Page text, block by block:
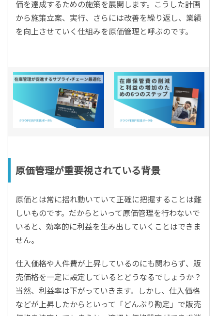
価を達成するための施策を展開します。こうした計画
から施策立案、実行、さらには改善を繰り返し、業績
を向上させていく仕組みを原価管理と呼ぶのです。
原価管理が重要視されている背景
原価とは常に揺れ動いていて正確に把握することは難
しいものです。だからといって原価管理を行わないで
いると、効率的に利益を生み出していくことはできま
せん。
仕入価格や人件費が上昇しているのにも関わらず、販
売価格を一定に設定しているとどうなるでしょうか？
当然、利益率は下がっていきます。しかし、仕入価格
などが上昇したからといって「どんぶり勘定」で販売